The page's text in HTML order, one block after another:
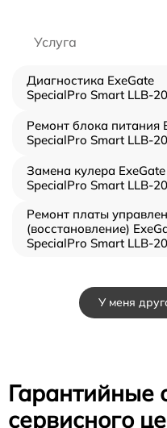
Услуга
Диагностика ExeGate
SpecialPro Smart LLB-
Ремонт блока питания
SpecialPro Smart LLB-
Замена кулера ExeGate
SpecialPro Smart LLB-
Ремонт платы
(восстановление)
SpecialPro Smart LLB-
У меня
Гарантийные
сервисного